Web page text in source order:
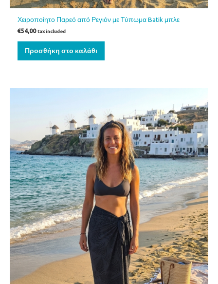
Χειροποίητο Παρεό από Ρεγιόν με Τύπωμα Batik μπλε
€54,00 tax included
Προσθήκη στο καλάθι